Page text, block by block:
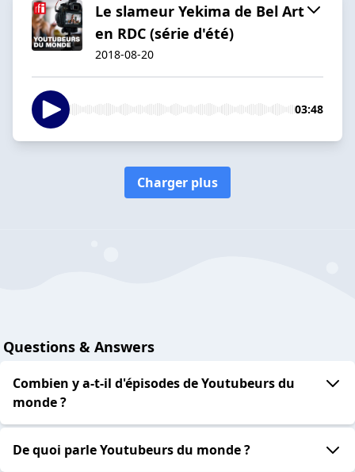
Le slameur Yekima de Bel Art
en RDC (série d'été)
2018-08-20
03:48
Charger plus
Questions & Answers
Combien y a-t-il d'épisodes de Youtubeurs du
monde ?
De quoi parle Youtubeurs du monde ?